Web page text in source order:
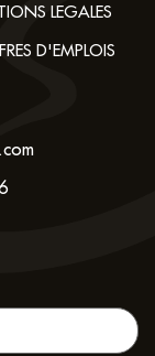
LEGALES
D'EMPLOIS